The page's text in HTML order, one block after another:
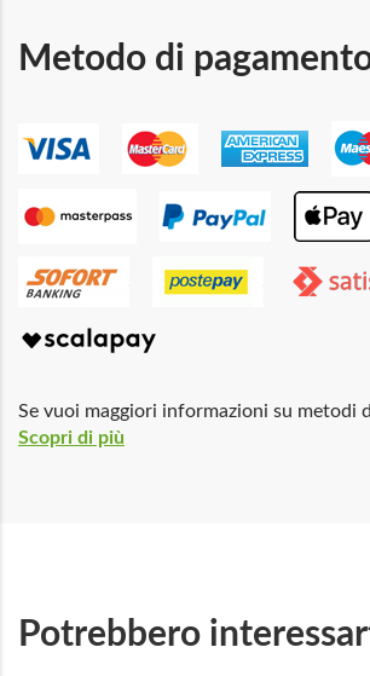
Metodo di
Se vuoi maggiori informazioni su metodi
Scopri di più
Potrebbero